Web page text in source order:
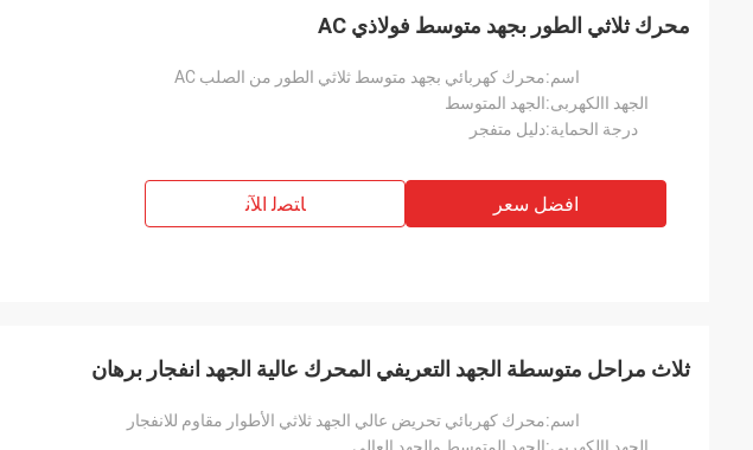
محرك ثلاثي الطور بجهد متوسط ​​فولاذي AC
اسم:محرك كهربائي بجهد متوسط ​​ثلاثي الطور من الصلب AC
الجهد االكهربى:الجهد المتوسط
درجة الحماية:دليل متفجر
افضل سعر ﺎﺘﺼﻟ ﺍﻶﻧ
ثلاث مراحل متوسطة الجهد التعريفي المحرك عالية الجهد انفجار برهان
اسم:محرك كهربائي تحريض عالي الجهد ثلاثي الأطوار مقاوم للانفجار